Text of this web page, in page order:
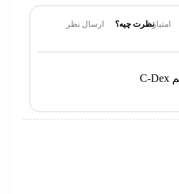
نظرت چیه؟ ارسال نظر